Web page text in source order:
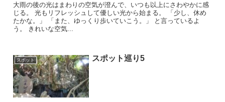
大雨の後の光はまわりの空気が澄んで、いつも以上にさわやかに感
じる。 光もリフレッシュして優しい光から始まる。 「少し、休め
たかな。」 「また、ゆっくり歩いていこう。」 と言っているよ
う。 きれいな空気...
スポット スポット巡り5